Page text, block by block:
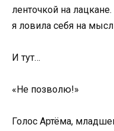
ленточкой на
я ловила себя на
И тут…
«Не позволю!»
Голос Артёма,